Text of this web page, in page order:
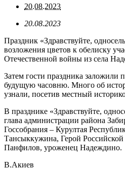
20.08.2023
20.08.2023
Праздник «Здравствуйте,
возложения цветов к обелиску
Отечественной войны из села
Затем гости праздника заложили
будущую часовню. Много об
узнали, посетив местный
В празднике «Здравствуйте,
глава администрации района
Госсобрания – Курултая
Тансыккужина, Герой
Панфилов, уроженец Надеждино.
В.Акиев